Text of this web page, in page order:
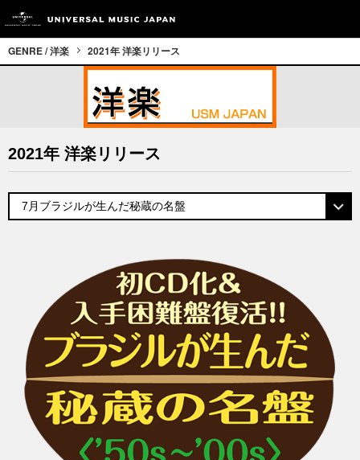
GENRE / 洋楽 2021年 洋楽リリース
2021年 洋楽リリース